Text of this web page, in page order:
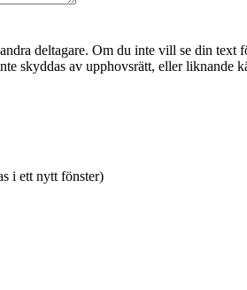
deltagare. Om du inte vill se din
skyddas av upphovsrätt, eller liknande
i ett nytt fönster)